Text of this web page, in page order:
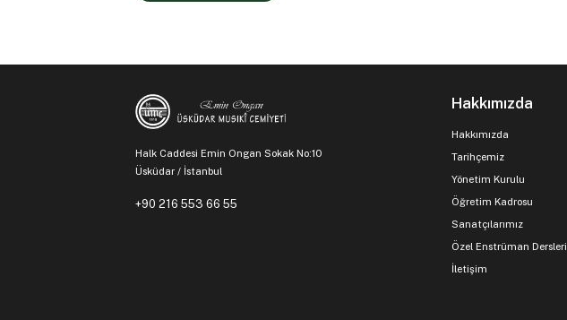
Halk Caddesi Emin Ongan Sokak No:10
Üsküdar / İstanbul
+90 216 553 66 55
Hakkımızda
Hakkımızda
Tarihçemiz
Yönetim Kurulu
Öğretim Kadrosu
Sanatçılarımız
Özel Enstrüman Dersleri
İletişim